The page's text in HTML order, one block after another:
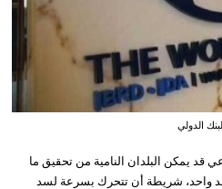
الدولي
قد يمكن البلدان النامية من تحقيق ما
واحد، شريطة أن تتحرك بسرعة لسد